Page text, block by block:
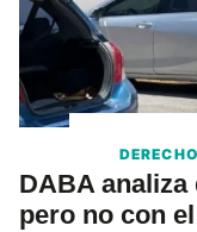
DABA analiza
pero no con